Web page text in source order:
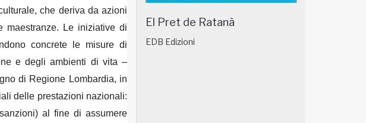
che deriva da azioni
maestranze. Le iniziative di
concrete le misure di
e degli ambienti di vita –
di Regione Lombardia, in
delle prestazioni nazionali:
al fine di assumere
El Pret de Ratanà
EDB Edizioni